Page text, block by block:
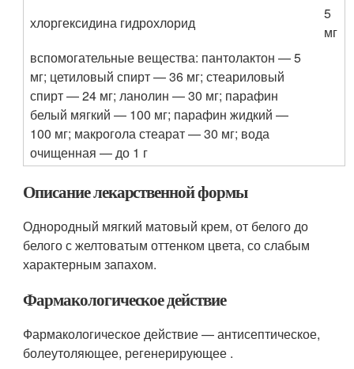
хлоргексидина гидрохлорид
5
мг
вспомогательные вещества: пантолактон — 5
мг; цетиловый спирт — 36 мг; стеариловый
спирт — 24 мг; ланолин — 30 мг; парафин
белый мягкий — 100 мг; парафин жидкий —
100 мг; макрогола стеарат — 30 мг; вода
очищенная — до 1 г
Описание лекарственной формы
Однородный мягкий матовый крем, от белого до
белого с желтоватым оттенком цвета, со слабым
характерным запахом.
Фармакологическое действие
Фармакологическое действие — антисептическое,
болеутоляющее, регенерирующее .